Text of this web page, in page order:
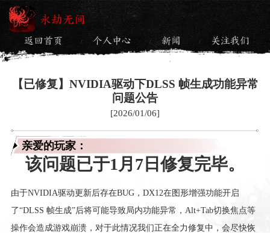
永劫无间
返回首页 / 个人中心 / 新闻 / 关注我们
【已修复】NVIDIA驱动下DLSS 帧生成功能异常
问题公告
[2026/01/06]
亲爱的玩家：
该问题已于1月7日修复完毕。
由于NVIDIA驱动更新后存在BUG，DX12在图形增强功能开启
了“DLSS 帧生成”后将可能导致局内功能异常，Alt+Tab切换焦点等
操作会造成游戏崩溃，对于此情况我们正在全力修复中，会尽快恢